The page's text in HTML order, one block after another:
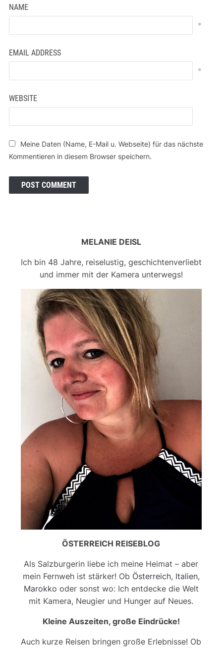
NAME
*
EMAIL ADDRESS
*
WEBSITE
Meine Daten (Name, E-Mail u. Webseite) für das nächste
Kommentieren in diesem Browser speichern.
MELANIE DEISL
Ich bin 48 Jahre, reiselustig, geschichtenverliebt
und immer mit der Kamera unterwegs!
ÖSTERREICH REISEBLOG
Als Salzburgerin liebe ich meine Heimat – aber
mein Fernweh ist stärker! Ob Österreich, Italien,
Marokko oder sonst wo: Ich entdecke die Welt
mit Kamera, Neugier und Hunger auf Neues.
Kleine Auszeiten, große Eindrücke!
Auch kurze Reisen bringen große Erlebnisse! Ob